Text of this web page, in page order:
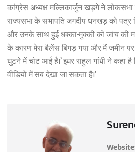
कांग्रेस अध्यक्ष मल्लिकार्जुन खड़गे ने
राज्यसभा के सभापति जगदीप धनखड़ को पत्र
और उनके साथ हुई धक्का-मुक्की की जांच की
के कारण मेरा बैलेंस बिगड़ गया और मैं जमीन
घुटने में चोट आई है।’ इधर राहुल गांधी ने कहा
वीडियो में सब देखा जा सकता है।’